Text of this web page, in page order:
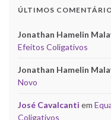
ÚLTIMOS
Jonathan Hamelin
Efeitos Coligativos
Jonathan Hamelin
Novo
José Cavalcanti em
Coligativos